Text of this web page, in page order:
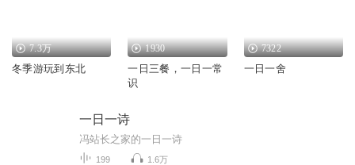
7.3万
冬季游玩到东北
1930
一日三餐，一日一常
识
7322
一日一舍
一日一诗
冯站长之家的一日一诗
199 1.6万